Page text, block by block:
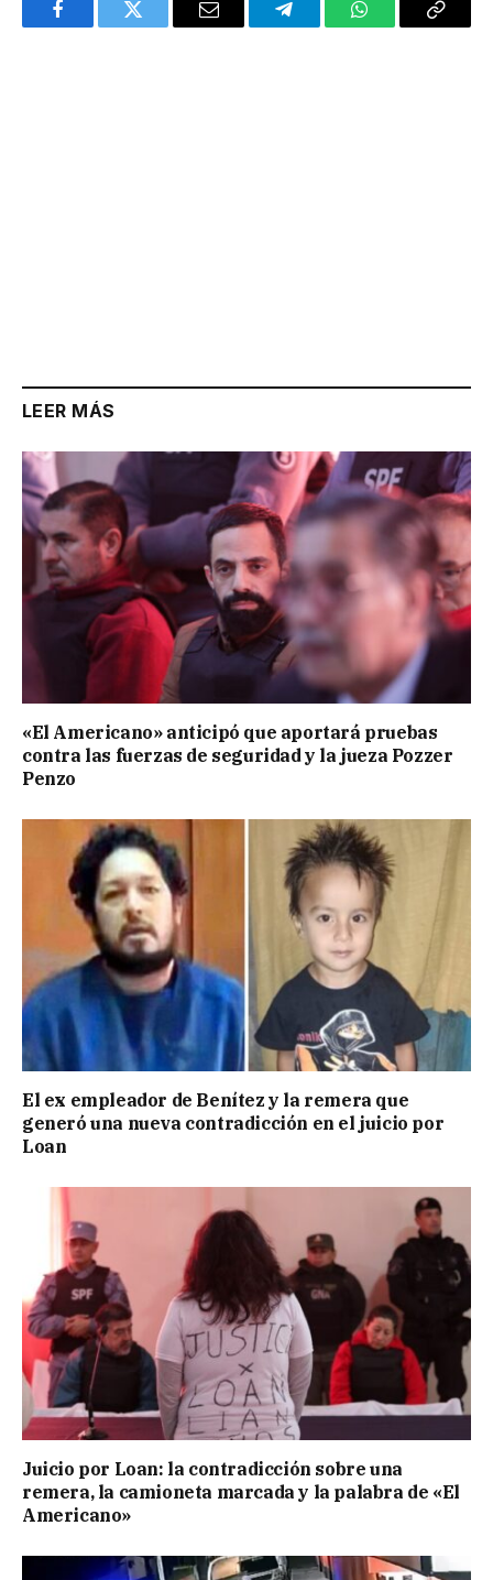
FacebookTwitter Email TelegramWhatsAppCopy
LEER MÁS
«El Americano» anticipó que aportará pruebas
contra las fuerzas de seguridad y la jueza Pozzer
Penzo
El ex empleador de Benítez y la remera que
generó una nueva contradicción en el juicio por
Loan
Juicio por Loan: la contradicción sobre una
remera, la camioneta marcada y la palabra de «El
Americano»